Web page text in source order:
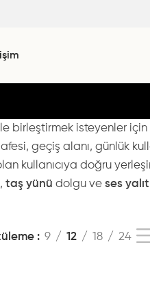
birleştirmek isteyenler için
geçiş alanı, günlük
kullanıcıya doğru
, taş yünü dolgu ve ses
9 12 18 24